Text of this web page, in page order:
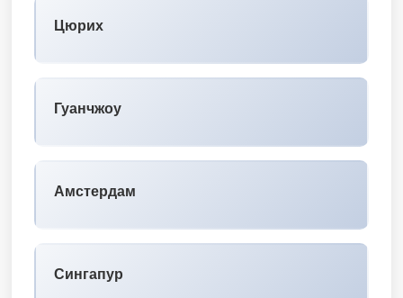
Цюрих
Гуанчжоу
Амстердам
Сингапур